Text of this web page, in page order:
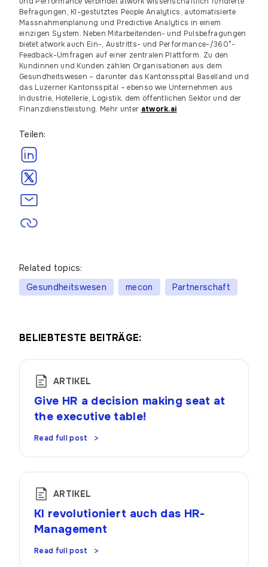
Befragungen, KI-gestütztes People Analytics, automatisierte
Massnahmenplanung und Predictive Analytics in einem
einzigen System. Neben Mitarbeitenden- und Pulsbefragungen
bietet atwork auch Ein-, Austritts- und Performance-/360°-
Feedback-Umfragen auf einer zentralen Plattform. Zu den
Kundinnen und Kunden zählen Organisationen aus dem
Gesundheitswesen – darunter das Kantonsspital Baselland und
das Luzerner Kantonsspital – ebenso wie Unternehmen aus
Industrie, Hotellerie, Logistik, dem öffentlichen Sektor und der
Finanzdienstleistung. Mehr unter atwork.ai
Teilen:
Related topics:
Gesundheitswesen
mecon Partnerschaft
BELIEBTESTE BEITRÄGE:
ARTIKEL
Give HR a decision making seat at
the executive table!
Read full post
ARTIKEL
KI revolutioniert auch das HR-
Management
Read full post